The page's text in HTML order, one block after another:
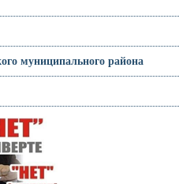
муниципального района